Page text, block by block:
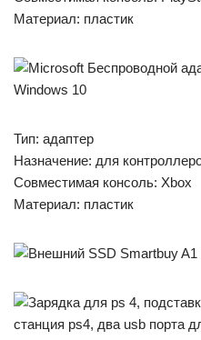
Материал: пластик
Тип: адаптер
Назначение: для
Совместимая консоль: Xbox
Материал: пластик